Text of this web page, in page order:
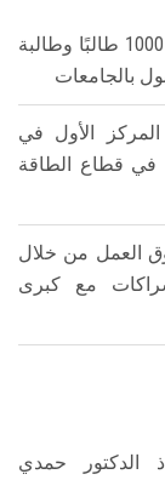
معامل التنسيق الإلكتروني تستقبل أكثر من 1000 طالبًا وطالبة
بالجامعات
الأول في
في قطاع الطاقة
العمل من خلال
مع كبرى
الدكتور حمدي